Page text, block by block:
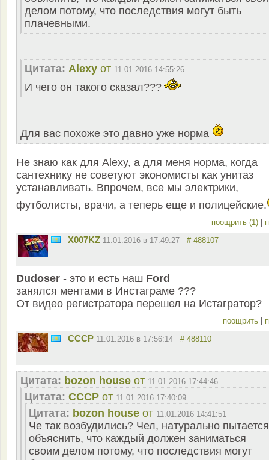
делом потому, что последствия могут быть
плачевными.
Цитата: Alexy от 11.01.2016 14:55:26
И чего он такого сказал???
Для вас похоже это давно уже норма
Не знаю как для Alexy, а для меня норма, когда
сантехнику не советуют экономисты как унитаз
устанавливать. Впрочем, все мы электрики,
футболисты, врачи, а теперь еще и полицейские.
поощрить (1) |
X007KZ 11.01.2016 в 17:49:27 # 488107
Dudoser - это и есть наш Ford
занялся ментами в Инстаграме ???
От видео регистратора перешел на Истагратор?
поощрить |
СССР 11.01.2016 в 17:56:14 # 488110
Цитата: bozon house от 11.01.2016 17:44:46
Цитата: СССР от 11.01.2016 17:40:09
Цитата: bozon house от 11.01.2016 14:41:51
Че так возбудились? Чел, натурально пытается
объяснить, что каждый должен заниматься
своим делом потому, что последствия могут